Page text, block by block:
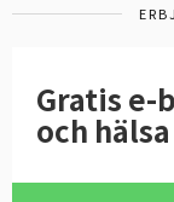
Gratis e-
och hälsa